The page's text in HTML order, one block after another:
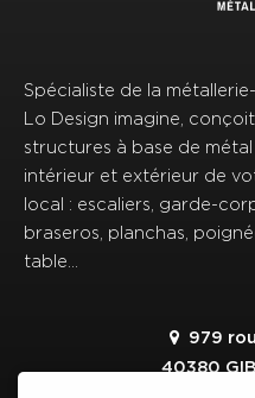
Spécialiste de la
Lo Design imagine,
structures à base de
intérieur et extérieur de
local : escaliers, garde-
braseros, planchas,
table…
979
40380